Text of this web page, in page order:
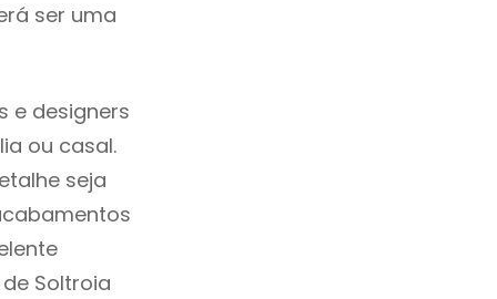
ser uma
e designers
ou casal.
seja
Soltroia